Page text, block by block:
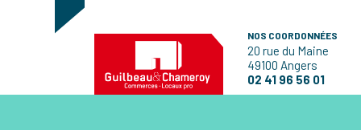
NOS COORDONNÉES
20 rue du Maine
49100 Angers
02 41 96 56 01